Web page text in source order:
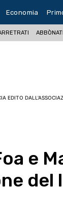
Economia
ABBÒNATI
EDITO
e
del